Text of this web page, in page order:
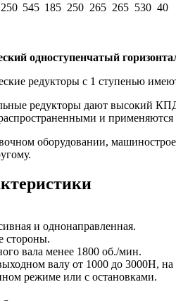
250 545 185 250 265 265 530 40
одноступенчатый
редукторы с 1 ступенью
редукторы дают высокий
и применяются
оборудовании,
и однонаправленная.
стороны.
вала менее 1800 об./мин.
валу от 1000 до 3000Н,
режиме или с остановками.